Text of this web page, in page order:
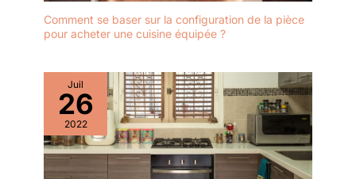
Comment se baser sur la configuration de la pièce
pour acheter une cuisine équipée ?
Juil
26
2022